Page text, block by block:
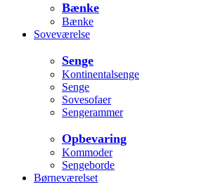
Bænke
Bænke
Soveværelse
Senge
Kontinentalsenge
Senge
Sovesofaer
Sengerammer
Opbevaring
Kommoder
Sengeborde
Børneværelset